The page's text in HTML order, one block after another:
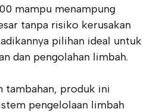
mampu menampung
tanpa risiko kerusakan
pilihan ideal untuk
dan pengolahan limbah.
tambahan, produk ini
pengelolaan limbah